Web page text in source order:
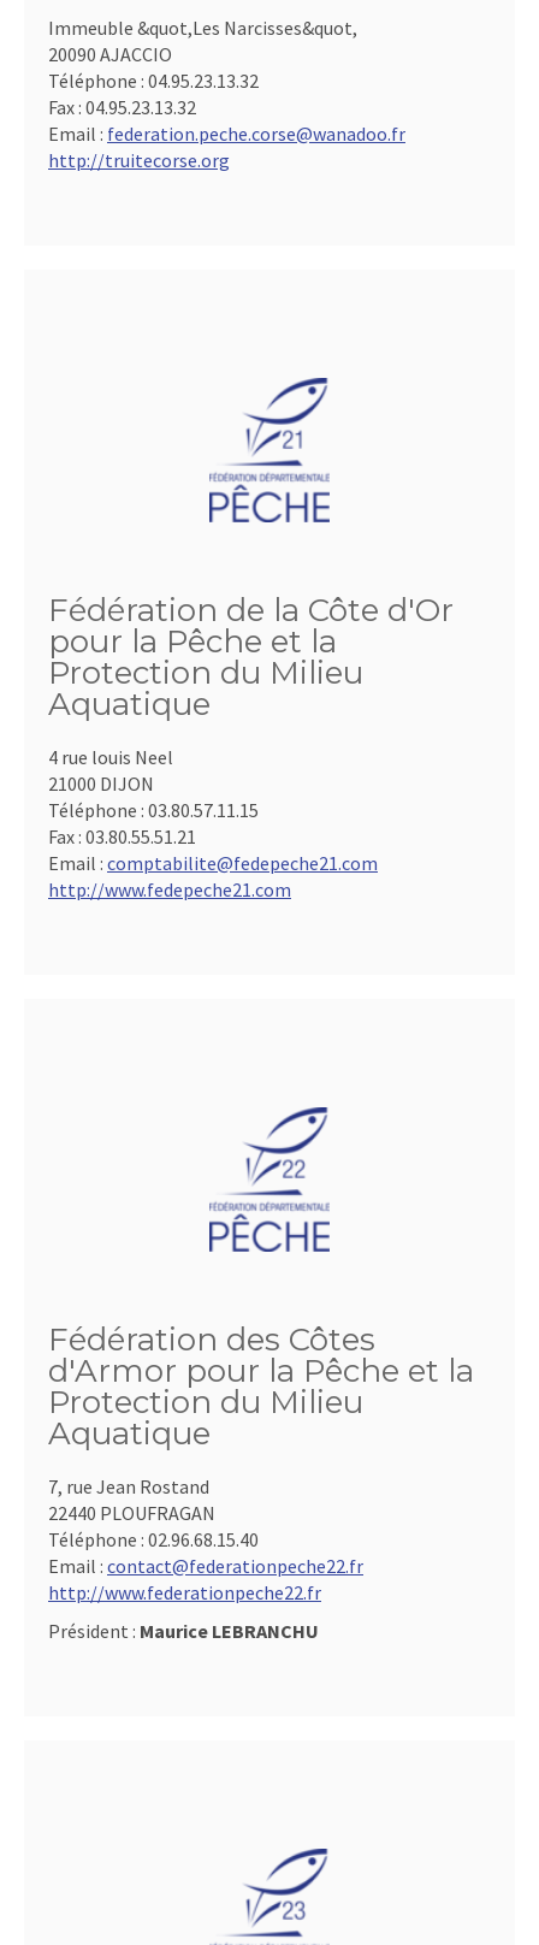
Immeuble &quot,Les Narcisses&quot,
20090 AJACCIO
Téléphone : 04.95.23.13.32
Fax : 04.95.23.13.32
Email : federation.peche.corse@wanadoo.fr
http://truitecorse.org
Fédération de la Côte d'Or
pour la Pêche et la
Protection du Milieu
Aquatique
4 rue louis Neel
21000 DIJON
Téléphone : 03.80.57.11.15
Fax : 03.80.55.51.21
Email : comptabilite@fedepeche21.com
http://www.fedepeche21.com
Fédération des Côtes
d'Armor pour la Pêche et la
Protection du Milieu
Aquatique
7, rue Jean Rostand
22440 PLOUFRAGAN
Téléphone : 02.96.68.15.40
Email : contact@federationpeche22.fr
http://www.federationpeche22.fr
Président : Maurice LEBRANCHU